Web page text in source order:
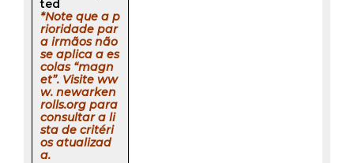
ted
*Note que a p
rioridade par
a irmãos não
se aplica a es
colas “magn
et”. Visite ww
w. newarken
rolls.org para
consultar a li
sta de critéri
os atualizad
a.